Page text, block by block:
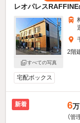
レオパレス
すべての写真
2階
宅配ボックス
新着 6
（管